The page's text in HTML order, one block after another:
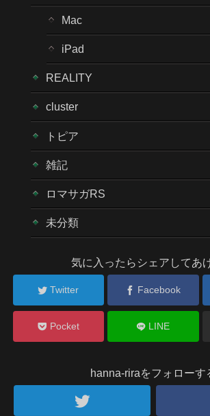
Mac
iPad
REALITY
cluster
トピア
雑記
ロマサガRS
未分類
気に入ったらシェアしてあ
Twitter Facebook
Pocket LINE
hanna-riraをフォローす